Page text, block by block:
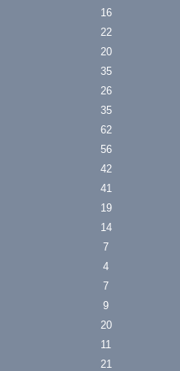
16
22
20
35
26
35
62
56
42
41
19
14
7
4
7
9
20
11
21